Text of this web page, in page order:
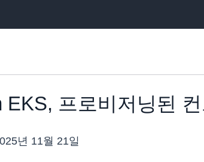
EKS, 프로비저닝된
년 11월 21일